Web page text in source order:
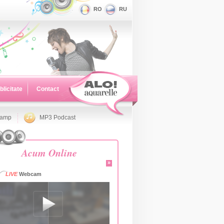
RO RU
Contact
MP3 Podcast
Acum Online
»
LIVEWebcam